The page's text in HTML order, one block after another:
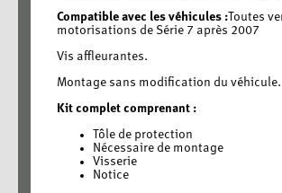
Compatible avec les véhicules : Toutes
motorisations de Série 7 après 2007
Vis affleurantes.
Montage sans modification du véhicule.
Kit complet comprenant :
Tôle de protection
Nécessaire de montage
Visserie
Notice